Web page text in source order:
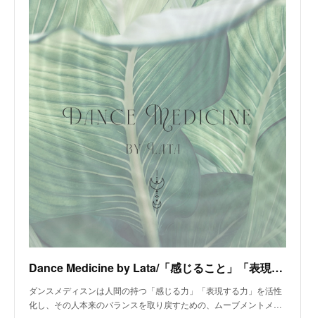
Dance Medicine by Lata/「感じること」「表現すること」「空間性」「創造性」という要素が加わった身体運動であるダンスは女性にとって最適なyoga。
ダンスメディスンは人間の持つ「感じる力」「表現する力」を活性
化し、その人本来のバランスを取り戻すための、ムーブメントメ…